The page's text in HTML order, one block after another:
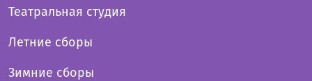
Театральная студия
Летние сборы
Зимние сборы